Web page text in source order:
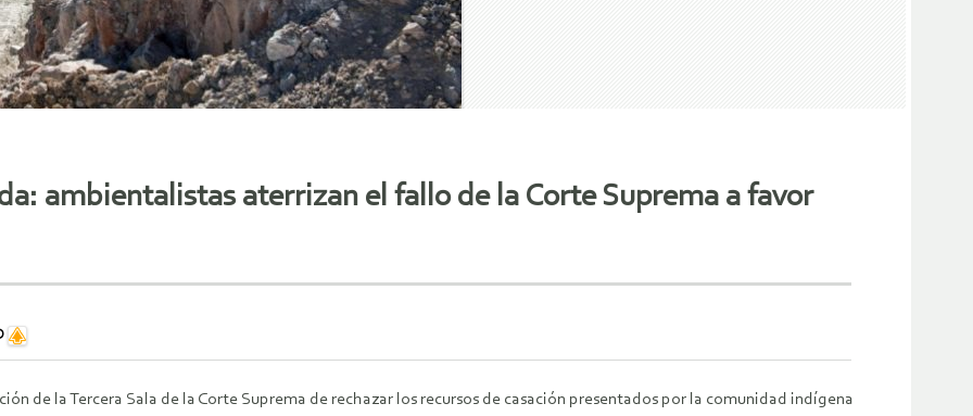
ambientalistas aterrizan el fallo de la Corte Suprema a favor
de la Tercera Sala de la Corte Suprema de rechazar los recursos de casación presentados por la comunidad indígena